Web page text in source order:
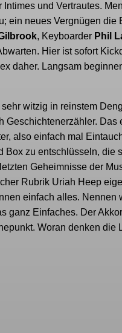
und Vertrautes.
ein neues Vergnügen
, Keyboarder Phil
Hier ist sofort
daher. Langsam
witzig in reinstem
Das
also einfach mal
zu entschlüsseln, die
Geheimnisse der
Rubrik Uriah Heep
einfach alles.
ganz Einfaches. Der
Woran denken